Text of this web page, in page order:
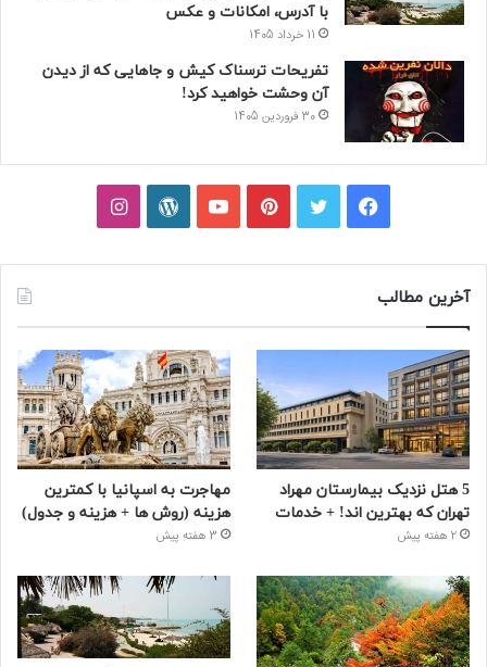
با آدرس، امکانات و عکس
11 خرداد 1405
تفریحات ترسناک کیش و جاهایی که از دیدن
آن وحشت خواهید کرد!
30 فروردین 1405
فیسبوکتوییترپینتریستیوتیوبوردپرساینستاگرام
آخرین مطالب
5 هتل نزدیک بیمارستان مهراد
تهران که بهترین‌ اند! + خدمات
2 هفته پیش
مهاجرت به اسپانیا با کمترین
هزینه (روش ها + هزینه و جدول)
3 هفته پیش